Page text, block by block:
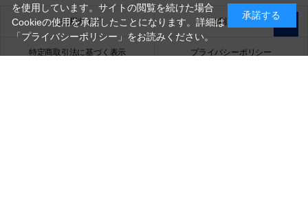
ご利用ガイド ご利用規約
特定商取引法に基づく表示 プライバシーポリシー
を使用しています。サイトの閲覧を続けた場合
Cookieの使用を承諾したことになります。詳細は
「プライバシーポリシー」 をお読みください。
承諾する